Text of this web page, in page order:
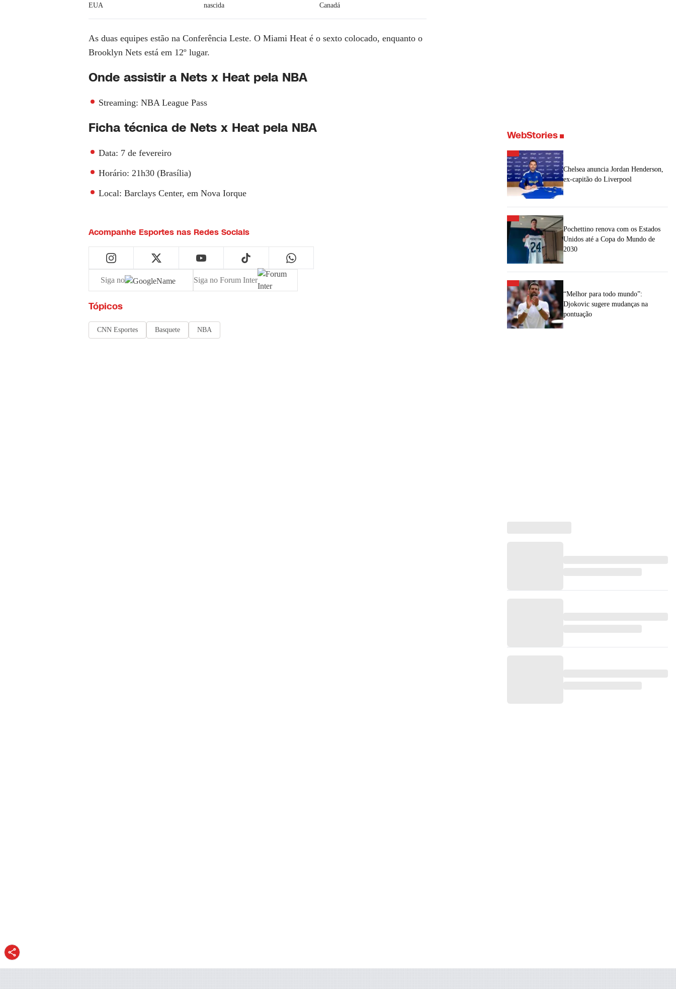
EUA
nascida
Canadá
As duas equipes estão na Conferência Leste. O Miami Heat é o sexto colocado, enquanto o
Brooklyn Nets está em 12º lugar.
Onde assistir a Nets x Heat pela NBA
Streaming: NBA League Pass
Ficha técnica de Nets x Heat pela NBA
Data: 7 de fevereiro
Horário: 21h30 (Brasília)
Local: Barclays Center, em Nova Iorque
Acompanhe Esportes nas Redes Sociais
Siga no Siga no Forum Inter
Tópicos
CNN Esportes Basquete NBA
WebStories
Chelsea anuncia Jordan Henderson,
ex-capitão do Liverpool
Pochettino renova com os Estados
Unidos até a Copa do Mundo de
2030
“Melhor para todo mundo”:
Djokovic sugere mudanças na
pontuação